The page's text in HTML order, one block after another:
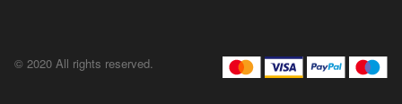
© 2020 All rights reserved.